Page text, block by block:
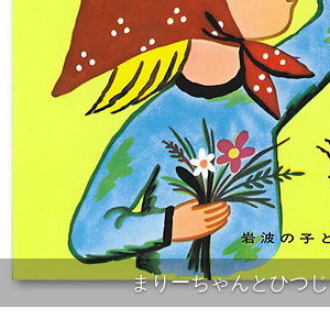
まりーちゃんとひつじ